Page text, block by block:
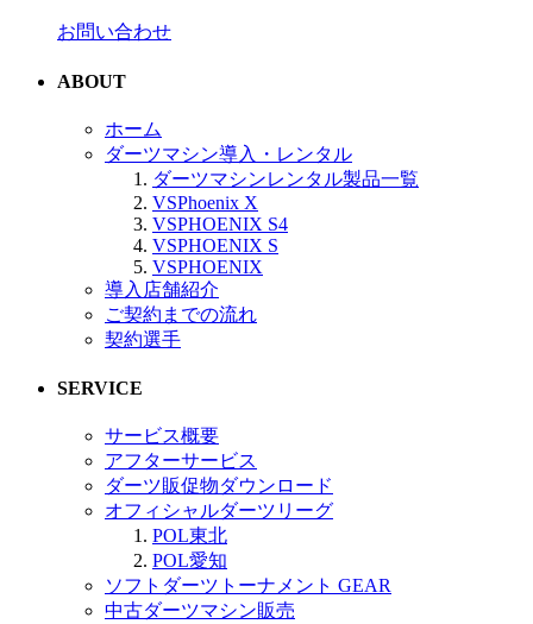
お問い合わせ
ABOUT
ホーム
ダーツマシン導入・レンタル
ダーツマシンレンタル製品一覧
VSPhoenix X
VSPHOENIX S4
VSPHOENIX S
VSPHOENIX
導入店舗紹介
ご契約までの流れ
契約選手
SERVICE
サービス概要
アフターサービス
ダーツ販促物ダウンロード
オフィシャルダーツリーグ
POL東北
POL愛知
ソフトダーツトーナメント GEAR
中古ダーツマシン販売